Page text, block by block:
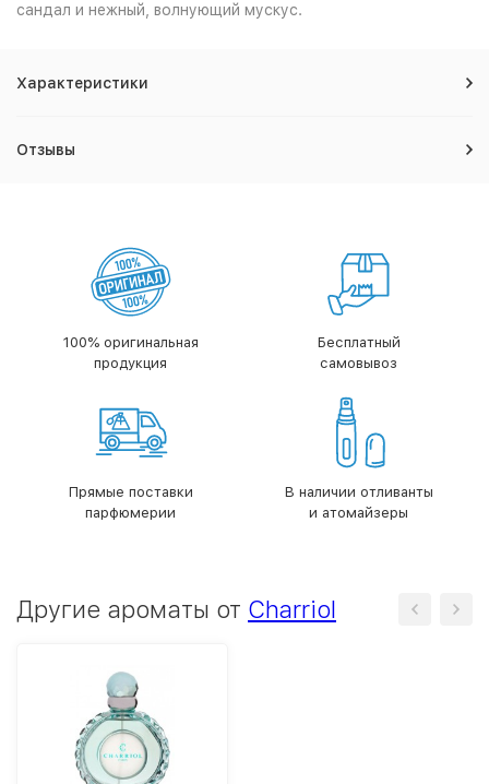
сандал и нежный, волнующий мускус.
Характеристики
Отзывы
100% оригинальная
продукция
Бесплатный
самовывоз
Прямые поставки
парфюмерии
В наличии отливанты
и атомайзеры
Другие ароматы от Charriol